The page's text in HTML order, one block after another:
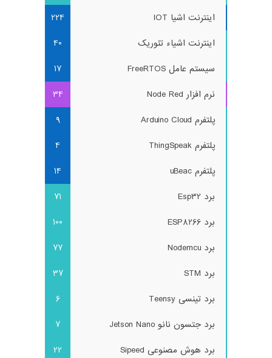
اینترنت اشیا IOT
224
اینترنت اشیاء تئوریک
40
سیستم عامل FreeRTOS
17
نرم افزار Node Red
34
پلتفرم Arduino Cloud
9
پلتفرم ThingSpeak
4
پلتفرم uBeac
14
برد Esp32
71
برد ESP8266
100
برد Nodemcu
77
برد STM
37
برد تینسی Teensy
6
برد جتسون نانو Jetson Nano
7
برد هوش مصنوعی Sipeed
22